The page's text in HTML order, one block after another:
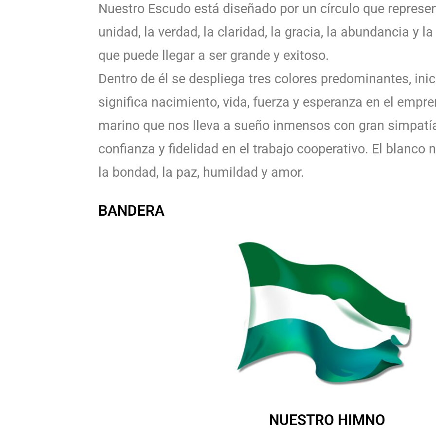
Nuestro Escudo está diseñado por un círculo que
unidad, la verdad, la claridad, la gracia, la abundancia y
que puede llegar a ser grande y exitoso.
Dentro de él se despliega tres colores predominantes,
significa nacimiento, vida, fuerza y esperanza en el
marino que nos lleva a sueño inmensos con gran
confianza y fidelidad en el trabajo cooperativo. El blanco
la bondad, la paz, humildad y amor.
BANDERA
NUESTRO HIMNO